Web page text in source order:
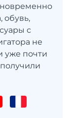
обувь,
с
не
уже почти